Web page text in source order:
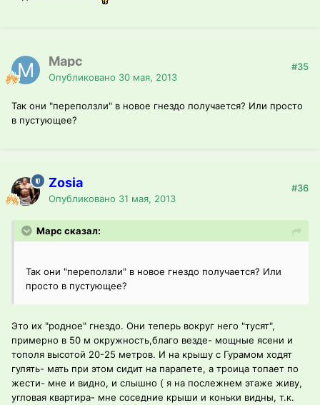
Марс
Опубликовано 30 мая, 2013
#35
Так они "переползли" в новое гнездо получается? Или просто
в пустующее?
Zosia
Опубликовано 31 мая, 2013
#36
Марс сказал:
Так они "переползли" в новое гнездо получается? Или
просто в пустующее?
Это их "родное" гнездо. Они теперь вокруг него "тусят",
примерно в 50 м окружность,благо везде- мощные ясени и
тополя высотой 20-25 метров. И на крышу с Гурамом ходят
гулять- мать при этом сидит на парапете, а троица топает по
жести- мне и видно, и слышно ( я на послежнем этаже живу,
угловая квартира- мне соседние крыши и коньки видны, т.к.